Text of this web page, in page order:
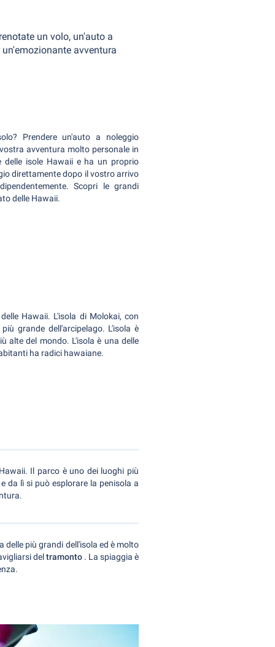
un volo, un'auto a
avventura
Prendere un'auto a noleggio
avventura molto personale in
isole Hawaii e ha un proprio
direttamente dopo il vostro arrivo
Scopri le grandi
delle Hawaii.
Hawaii. L'isola di Molokai, con
grande dell'arcipelago. L'isola è
alte del mondo. L'isola è una delle
ha radici hawaiane.
Il parco è uno dei luoghi più
da lì si può esplorare la penisola a
più grandi dell'isola ed è molto
deltramonto . La spiaggia è